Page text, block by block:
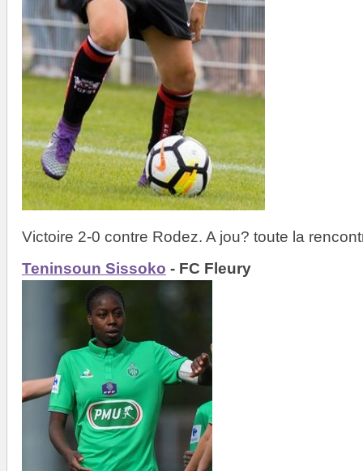
Victoire 2-0 contre Rodez. A jou? toute la
Teninsoun Sissoko - FC Fleury